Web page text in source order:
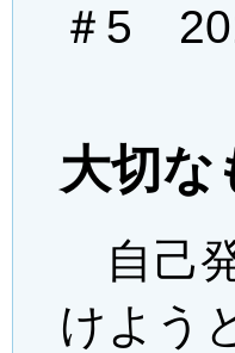
＃5
大切な
自己
けよう